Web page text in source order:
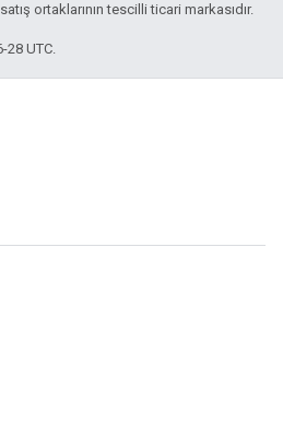
ortaklarının tescilli ticari markasıdır.
28 UTC.